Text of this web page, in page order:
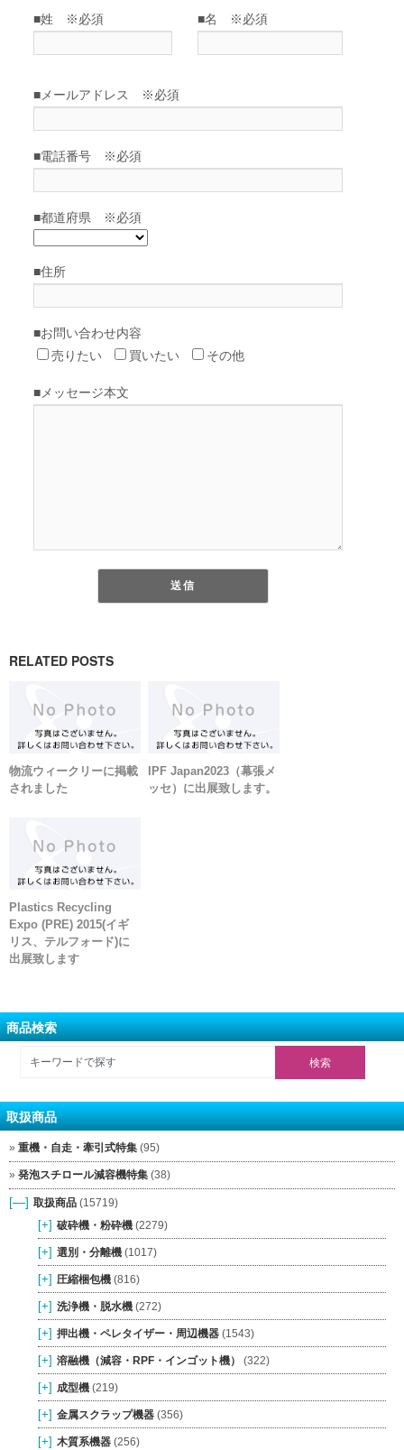
RELATED POSTS
物流ウィークリーに掲載
されました
IPF Japan2023（幕張メ
ッセ）に出展致します。
Plastics Recycling
Expo (PRE) 2015(イギ
リス、テルフォード)に
出展致します
商品検索
取扱商品
重機・自走・牽引式特集 (95)
発泡スチロール減容機特集 (38)
[—] 取扱商品 (15719)
[+] 破砕機・粉砕機 (2279)
[+] 選別・分離機 (1017)
[+] 圧縮梱包機 (816)
[+] 洗浄機・脱水機 (272)
[+] 押出機・ペレタイザー・周辺機器 (1543)
[+] 溶融機（減容・RPF・インゴット機） (322)
[+] 成型機 (219)
[+] 金属スクラップ機器 (356)
[+] 木質系機器 (256)